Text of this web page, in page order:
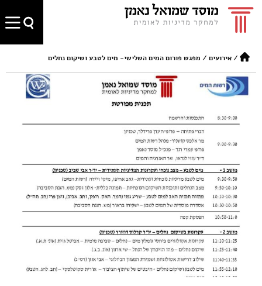
/אירועים / מפגש פורום המים השלישי- מים לטבע ושיקום נחלים